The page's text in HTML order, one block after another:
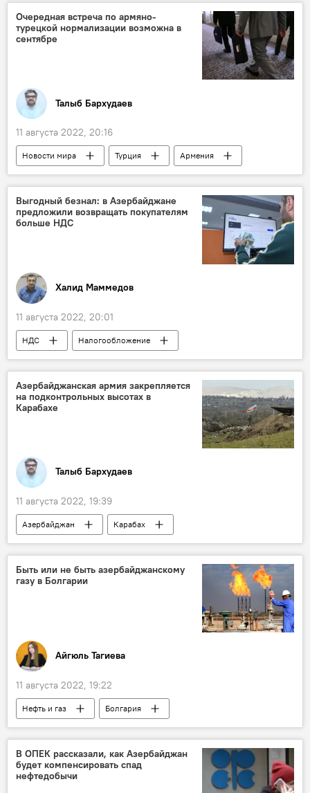
санкции Азербайджан
Очередная встреча по армяно-
турецкой нормализации возможна в
сентябре
Талыб Бархудаев
11 августа 2022, 20:16
Новости мира Турция
Армения
представители
встреча
Нормализация отношений
Карс
Выгодный безнал: в Азербайджане
предложили возвращать покупателям
больше НДС
Халид Маммедов
11 августа 2022, 20:01
НДС
Налогообложение
Потребители
Азербайджан
Азербайджанская армия закрепляется
на подконтрольных высотах в
Карабахе
Талыб Бархудаев
11 августа 2022, 19:39
Азербайджан
Карабах
азербайджанская армия
позиции
миротворцы
Быть или не быть азербайджанскому
газу в Болгарии
Айгюль Тагиева
11 августа 2022, 19:22
Нефть и газ
Болгария
Поставки газа
Трубопровод
Россия
Азербайджан
В ОПЕК рассказали, как Азербайджан
будет компенсировать спад
нефтедобычи